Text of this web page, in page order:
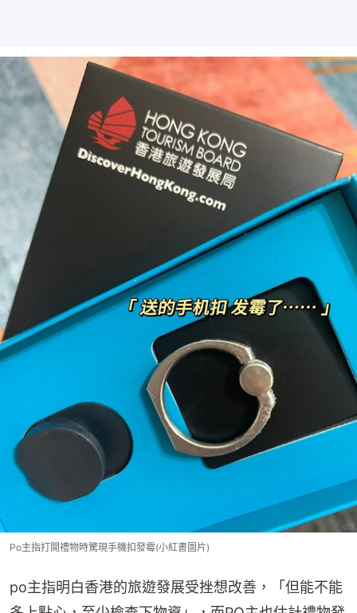
Po主指打開禮物時驚現手機扣發霉(小紅書圖片)
po主指明白香港的旅遊發展受挫想改善，「但能不能